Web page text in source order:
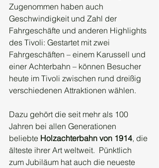
Zugenommen haben auch
Geschwindigkeit und Zahl der
Fahrgeschäfte und anderen Highlights
des Tivoli: Gestartet mit zwei
Fahrgeschäften – einem Karussell und
einer Achterbahn – können Besucher
heute im Tivoli zwischen rund dreißig
verschiedenen Attraktionen wählen.
Dazu gehört die seit mehr als 100
Jahren bei allen Generationen
beliebte Holzachterbahn von 1914, die
älteste ihrer Art weltweit.  Pünktlich
zum Jubiläum hat auch die neueste